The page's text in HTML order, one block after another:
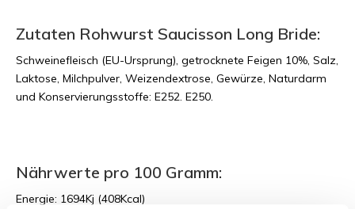
Zutaten Rohwurst Saucisson Long Bride:
Schweinefleisch (EU-Ursprung), getrocknete Feigen 10%, Salz,
Laktose, Milchpulver, Weizendextrose, Gewürze, Naturdarm
und Konservierungsstoffe: E252. E250.
Nährwerte pro 100 Gramm:
Energie: 1694Kj (408Kcal)